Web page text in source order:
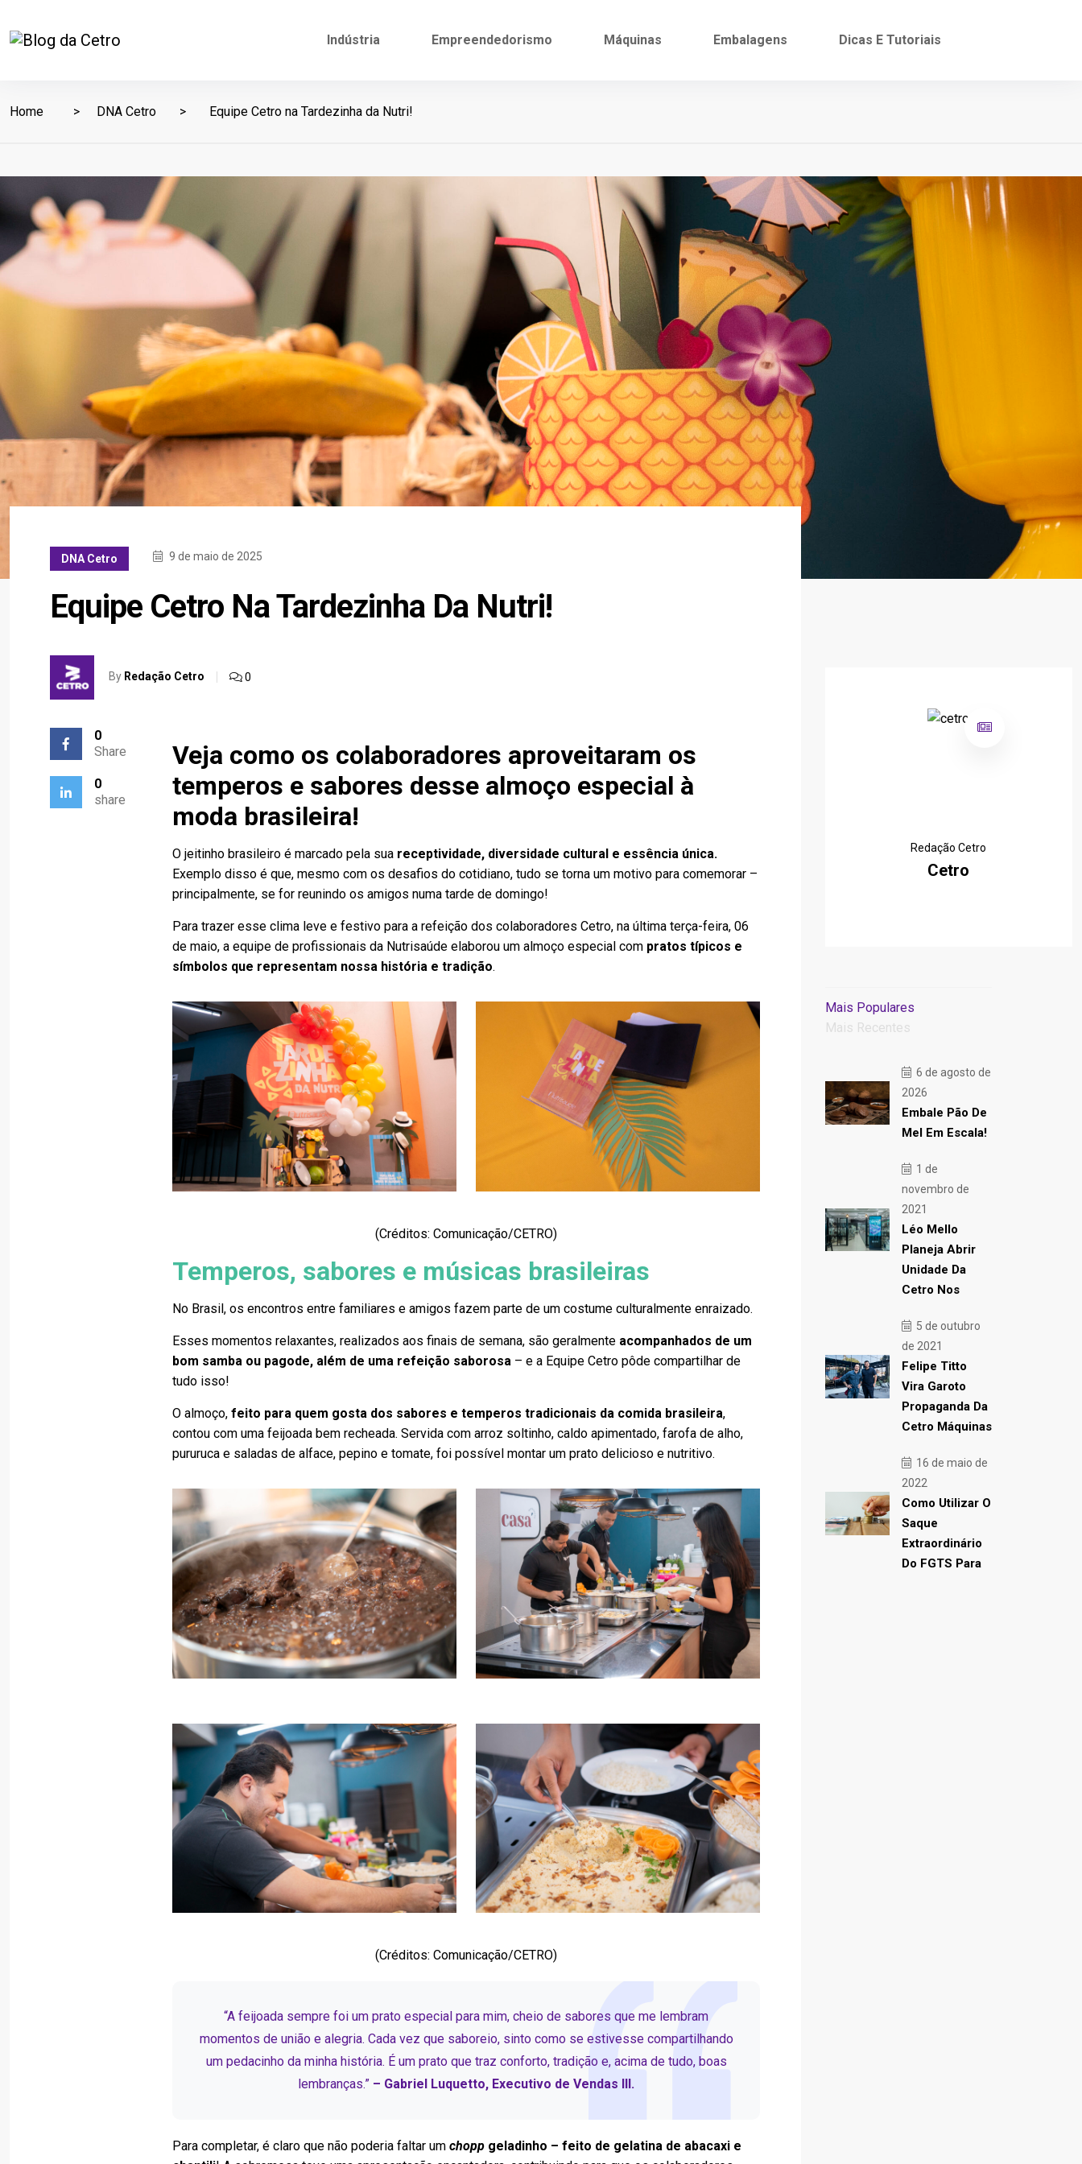
Indústria Empreendedorismo Máquinas Embalagens Dicas E Tutoriais
Home DNA Cetro Equipe Cetro na Tardezinha da Nutri!
DNA Cetro 9 de maio de 2025
Equipe Cetro Na Tardezinha Da Nutri!
By Redação Cetro 0
0
Share
0
share
Veja como os colaboradores aproveitaram os
temperos e sabores desse almoço especial à
moda brasileira!
O jeitinho brasileiro é marcado pela sua receptividade, diversidade cultural e essência única.
Exemplo disso é que, mesmo com os desafios do cotidiano, tudo se torna um motivo para comemorar –
principalmente, se for reunindo os amigos numa tarde de domingo!
Para trazer esse clima leve e festivo para a refeição dos colaboradores Cetro, na última terça-feira, 06
de maio, a equipe de profissionais da Nutrisaúde elaborou um almoço especial com pratos típicos e
símbolos que representam nossa história e tradição.
(Créditos: Comunicação/CETRO)
Temperos, sabores e músicas brasileiras
No Brasil, os encontros entre familiares e amigos fazem parte de um costume culturalmente enraizado.
Esses momentos relaxantes, realizados aos finais de semana, são geralmente acompanhados de um
bom samba ou pagode, além de uma refeição saborosa – e a Equipe Cetro pôde compartilhar de
tudo isso!
O almoço,feito para quem gosta dos sabores e temperos tradicionais da comida brasileira,
contou com uma feijoada bem recheada. Servida com arroz soltinho, caldo apimentado, farofa de alho,
pururuca e saladas de alface, pepino e tomate, foi possível montar um prato delicioso e nutritivo.
(Créditos: Comunicação/CETRO)
“A feijoada sempre foi um prato especial para mim, cheio de sabores que me lembram
momentos de união e alegria. Cada vez que saboreio, sinto como se estivesse compartilhando
um pedacinho da minha história. É um prato que traz conforto, tradição e, acima de tudo, boas
lembranças.” – Gabriel Luquetto, Executivo de Vendas III.
Para completar, é claro que não poderia faltar umchopp geladinho – feito de gelatina de abacaxi e
Redação Cetro
Cetro
Mais Populares
Mais Recentes
6 de agosto de
2026
Embale Pão De
Mel Em Escala!
1 de
novembro de
2021
Léo Mello
Planeja Abrir
Unidade Da
Cetro Nos
5 de outubro
de 2021
Felipe Titto
Vira Garoto
Propaganda Da
Cetro Máquinas
16 de maio de
2022
Como Utilizar O
Saque
Extraordinário
Do FGTS Para